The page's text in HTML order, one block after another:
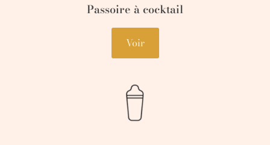
Passoire à cocktail
Voir